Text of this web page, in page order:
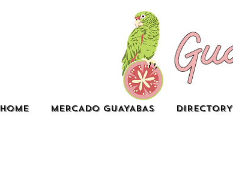
HOME MERCADO GUAYABAS DIRECTORY